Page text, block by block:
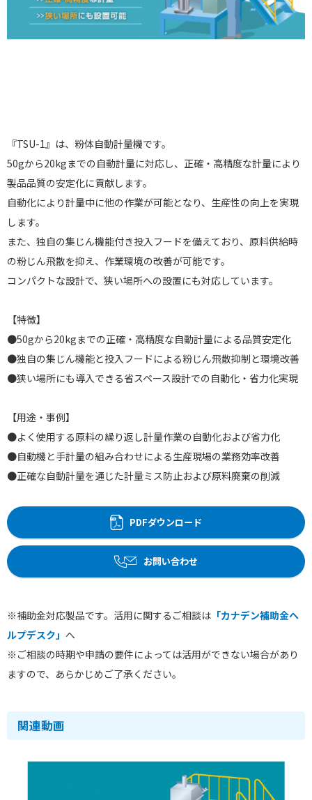
『TSU-1』は、粉体自動計量機です。
50gから20kgまでの自動計量に対応し、正確・高精度な計量により
製品品質の安定化に貢献します。
自動化により計量中に他の作業が可能となり、生産性の向上を実現
します。
また、独自の集じん機能付き投入フードを備えており、原料供給時
の粉じん飛散を抑え、作業環境の改善が可能です。
コンパクトな設計で、狭い場所への設置にも対応しています。
【特徴】
●50gから20kgまでの正確・高精度な自動計量による品質安定化
●独自の集じん機能と投入フードによる粉じん飛散抑制と環境改善
●狭い場所にも導入できる省スペース設計での自動化・省力化実現
【用途・事例】
●よく使用する原料の繰り返し計量作業の自動化および省力化
●自動機と手計量の組み合わせによる生産現場の業務効率改善
●正確な自動計量を通じた計量ミス防止および原料廃棄の削減
PDFダウンロード
お問い合わせ
※補助金対応製品です。活用に関するご相談は 「カナデン補助金ヘ
ルプデスク」 へ
※ご相談の時期や申請の要件によっては活用ができない場合があり
ますので、あらかじめご了承ください。
関連動画